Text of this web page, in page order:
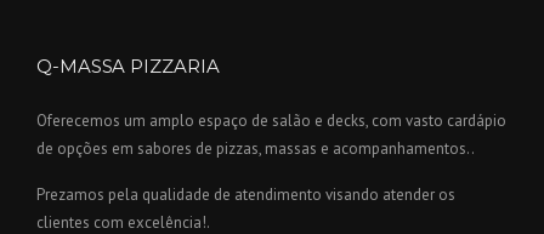
Q-MASSA PIZZARIA
Oferecemos um amplo espaço de salão e decks, com vasto cardápio
de opções em sabores de pizzas, massas e acompanhamentos..
Prezamos pela qualidade de atendimento visando atender os
clientes com excelência!.